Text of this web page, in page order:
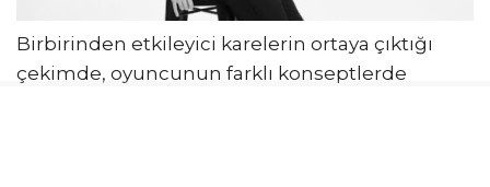
Birbirinden etkileyici karelerin ortaya çıktığı
çekimde, oyuncunun farklı konseptlerde